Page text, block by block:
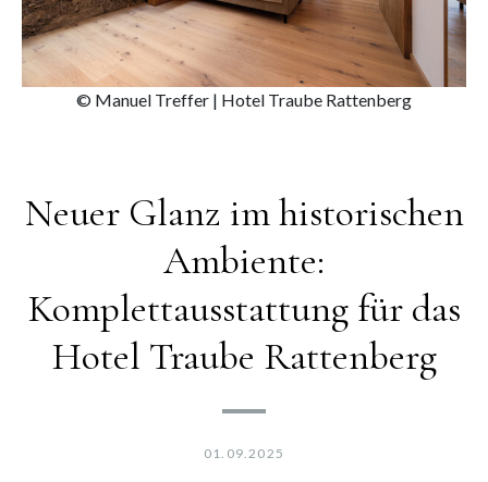
© Manuel Treffer | Hotel Traube Rattenberg
Neuer Glanz im historischen
Ambiente:
Komplettausstattung für das
Hotel Traube Rattenberg
01.09.2025